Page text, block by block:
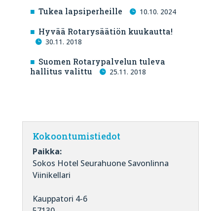
Tukea lapsiperheille 10.10. 2024
Hyvää Rotarysäätiön kuukautta!
30.11. 2018
Suomen Rotarypalvelun tuleva
hallitus valittu
25.11. 2018
Kokoontumistiedot
Paikka:
Sokos Hotel Seurahuone Savonlinna
Viinikellari
Kauppatori 4-6